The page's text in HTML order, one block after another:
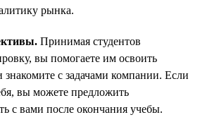
рынка.
Принимая студентов
вы помогаете им освоить
с задачами компании. Если
вы можете предложить
с вами после окончания учебы.